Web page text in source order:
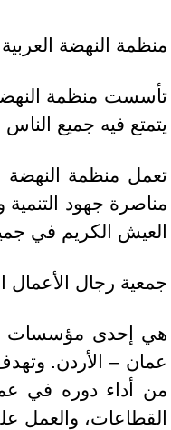
منظمة النهضة
يتمتع فيه جميع
تعمل منظمة النهضة
مناصرة جهود
العيش الكريم في
جمعية رجال الأعمال
عمان – الأردن.
من أداء دوره في
القطاعات، والعمل